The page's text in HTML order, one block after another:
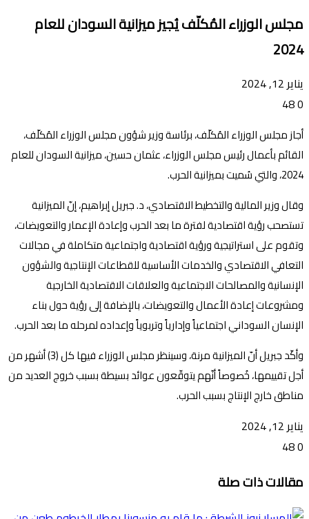
مجلس الوزراء المُكلّف يُجيز ميزانية السودان للعام
2024
يناير 12, 2024
0
أجاز مجلس الوزراء المُكلّف، برئاسة وزير شؤون مجلس الوزراء المُكلّف،
القائم بأعمال رئيس مجلس الوزراء، عثمان حسين، ميزانية السودان للعام
2024، والتي سُميت بميزانية الحرب.
وقال وزير المالية والتخطيط الاقتصادي، د. جبريل إبراهيم، إنّ الميزانية
تستصحب رؤية اقتصادية لفترة ما بعد الحرب وإعادة الإعمار والتعويضات،
وتقوم على استراتيجية ورؤية اقتصادية واجتماعية متكاملة في مجالات
التعافي الاقتصادي والخدمات الأساسية للقطاعات الإنتاجية والشؤون
الإنسانية والمصالحات الاجتماعية والعلاقات الاقتصادية الخارجية
ومشروعات إعادة الأعمال والتعويضات، بالإضافة إلى رؤية حول بناء
الإنسان السوداني اجتماعياً وإدارياً وتربوياً وإعداده لمرحله ما بعد الحرب.
وأكّد جبريل أنّ الميزانية مرنة، وسينظر مجلس الوزراء فيها كل (3) أشهر من
أجل تقييمها، خُصوصاً أنّهم يتوقّعون عوائد بسيطة بسبب خروج العديد من
مناطق خارج الإنتاج بسبب الحرب.
يناير 12, 2024
0
عبر
البريد
مقالات ذات صلة